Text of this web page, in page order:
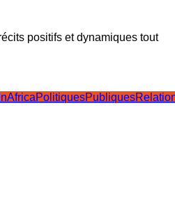
positifs et dynamiques tout
PolitiquesPubliques